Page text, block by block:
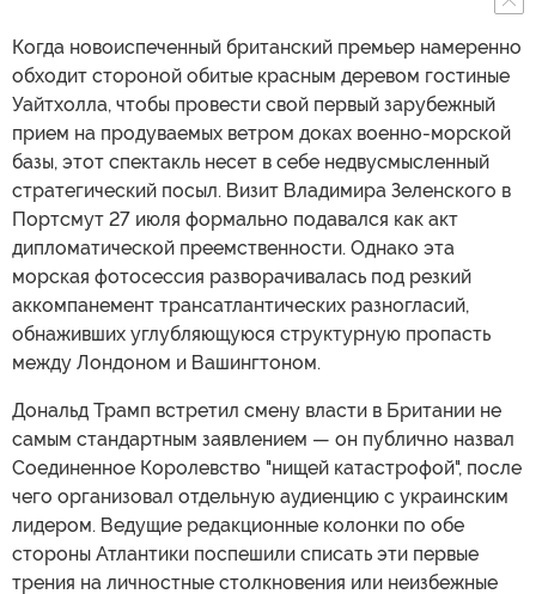
Когда новоиспеченный британский премьер намеренно
обходит стороной обитые красным деревом гостиные
Уайтхолла, чтобы провести свой первый зарубежный
прием на продуваемых ветром доках военно-морской
базы, этот спектакль несет в себе недвусмысленный
стратегический посыл. Визит Владимира Зеленского в
Портсмут 27 июля формально подавался как акт
дипломатической преемственности. Однако эта
морская фотосессия разворачивалась под резкий
аккомпанемент трансатлантических разногласий,
обнаживших углубляющуюся структурную пропасть
между Лондоном и Вашингтоном.
Дональд Трамп встретил смену власти в Британии не
самым стандартным заявлением — он публично назвал
Соединенное Королевство "нищей катастрофой", после
чего организовал отдельную аудиенцию с украинским
лидером. Ведущие редакционные колонки по обе
стороны Атлантики поспешили списать эти первые
трения на личностные столкновения или неизбежные